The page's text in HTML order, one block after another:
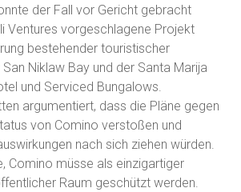
der Fall vor Gericht gebracht
Ventures vorgeschlagene Projekt
bestehender touristischer
San Niklaw Bay und der Santa Marija
und Serviced Bungalows.
argumentiert, dass die Pläne gegen
von Comino verstoßen und
nach sich ziehen würden.
Comino müsse als einzigartiger
Raum geschützt werden.